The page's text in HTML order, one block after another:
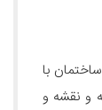
با
و نقشه و